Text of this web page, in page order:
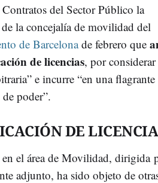
Contratos del Sector Público la
la concejalía de movilidad del
de Barcelonade febrero que
de licencias, por considerar
e incurre “en una flagrante
poder”.
DE
el área de Movilidad, dirigida
adjunto, ha sido objeto de